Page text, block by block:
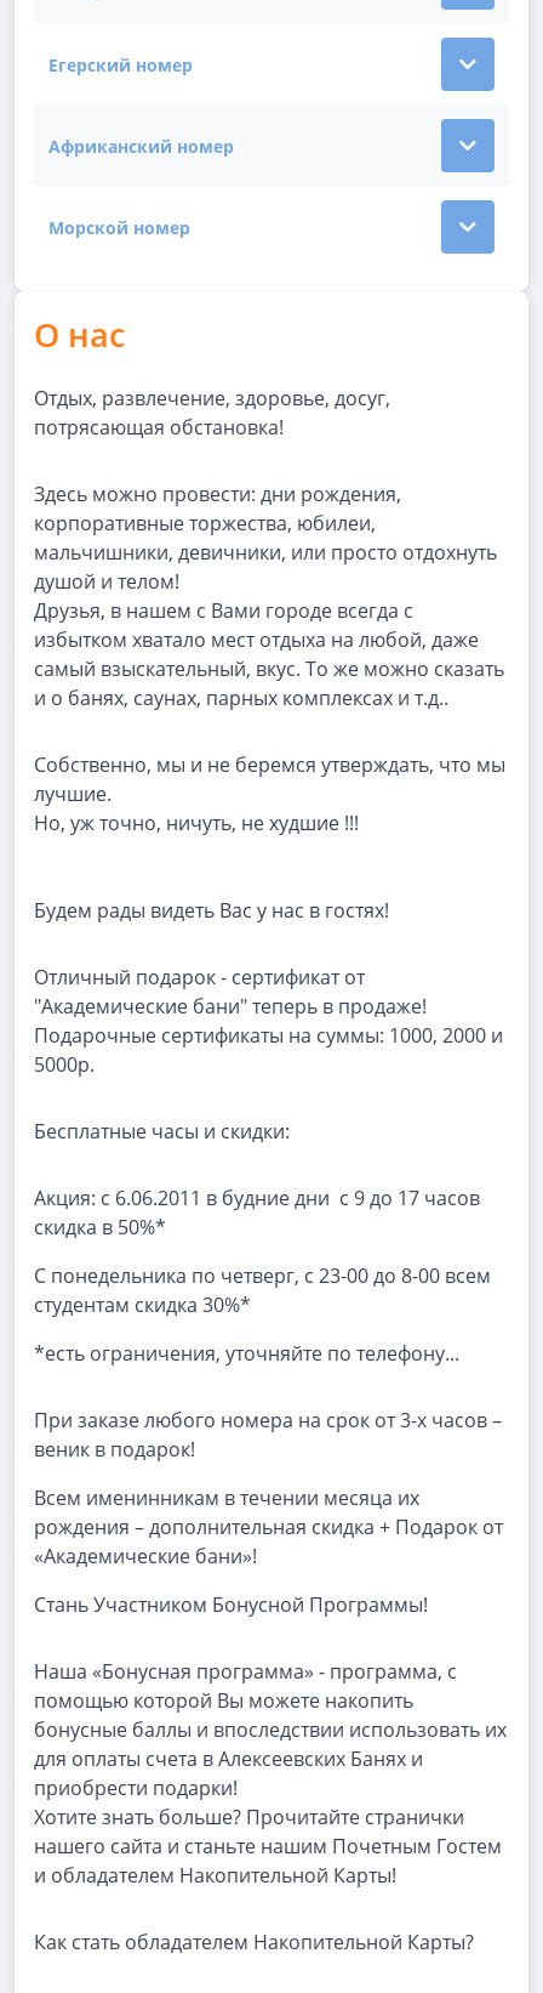
Егерский номер
Показать подробности зала Егерский номер
Африканский номер
Показать подробности зала Африканский номер
Морской номер
Показать подробности зала Морской номер
О нас
Отдых, развлечение, здоровье, досуг,
потрясающая обстановка!
Здесь можно провести: дни рождения,
корпоративные торжества, юбилеи,
мальчишники, девичники, или просто отдохнуть
душой и телом!
Друзья, в нашем с Вами городе всегда с
избытком хватало мест отдыха на любой, даже
самый взыскательный, вкус. То же можно сказать
и о банях, саунах, парных комплексах и т.д..
Собственно, мы и не беремся утверждать, что мы
лучшие.
Но, уж точно, ничуть, не худшие !!!
Будем рады видеть Вас у нас в гостях!
Отличный подарок - сертификат от
"Академические бани" теперь в продаже!
Подарочные сертификаты на суммы: 1000, 2000 и
5000р.
Бесплатные часы и скидки:
Акция: с 6.06.2011 в будние дни с 9 до 17 часов
скидка в 50%*
С понедельника по четверг, с 23-00 до 8-00 всем
студентам скидка 30%*
*есть ограничения, уточняйте по телефону...
При заказе любого номера на срок от 3-х часов –
веник в подарок!
Всем именинникам в течении месяца их
рождения – дополнительная скидка + Подарок от
«Академические бани»!
Стань Участником Бонусной Программы!
Наша «Бонусная программа» - программа, с
помощью которой Вы можете накопить
бонусные баллы и впоследствии использовать их
для оплаты счета в Алексеевских Банях и
приобрести подарки!
Хотите знать больше? Прочитайте странички
нашего сайта и станьте нашим Почетным Гостем
и обладателем Накопительной Карты!
Как стать обладателем Накопительной Карты?